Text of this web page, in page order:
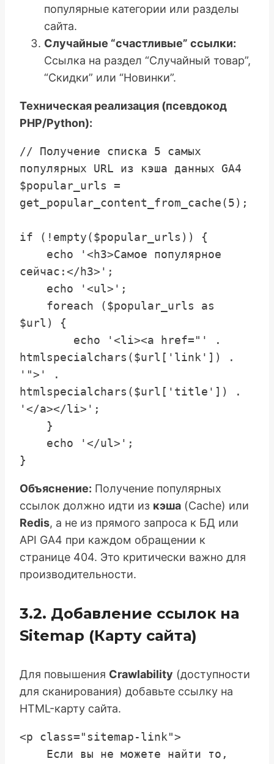
популярные категории или разделы
сайта.
Случайные “счастливые” ссылки:
Ссылка на раздел “Случайный товар”,
“Скидки” или “Новинки”.
Техническая реализация (псевдокод
PHP/Python):
// Получение списка 5 самых
популярных URL из кэша данных GA4
$popular_urls =
get_popular_content_from_cache(5);
if (!empty($popular_urls)) {
сейчас:</h3>';
$url) {
htmlspecialchars($url['link']) .
'">' .
htmlspecialchars($url['title']) .
'</a></li>';
Объяснение: Получение популярных
ссылок должно идти из кэша (Cache) или
Redis, а не из прямого запроса к БД или
API GA4 при каждом обращении к
странице 404. Это критически важно для
производительности.
3.2. Добавление ссылок на
Sitemap (Карту сайта)
Для повышения Crawlability (доступности
для сканирования) добавьте ссылку на
HTML-карту сайта.
<p class="sitemap-link">